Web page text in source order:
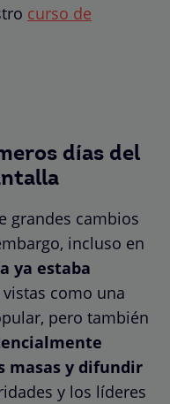
curso de
días del
grandes cambios
incluso en
ya estaba
como una
pero también
masas y difundir
y los líderes